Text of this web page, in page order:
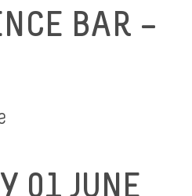
BAR –
01 JUNE